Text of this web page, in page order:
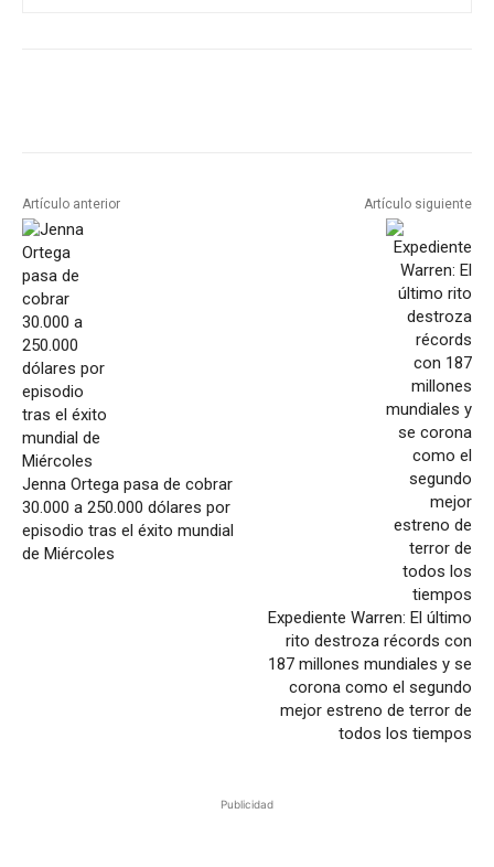
Artículo anterior
Jenna Ortega pasa de cobrar
30.000 a 250.000 dólares por
episodio tras el éxito mundial
de Miércoles
Artículo siguiente
Expediente Warren: El último
rito destroza récords con
187 millones mundiales y se
corona como el segundo
mejor estreno de terror de
todos los tiempos
Publicidad